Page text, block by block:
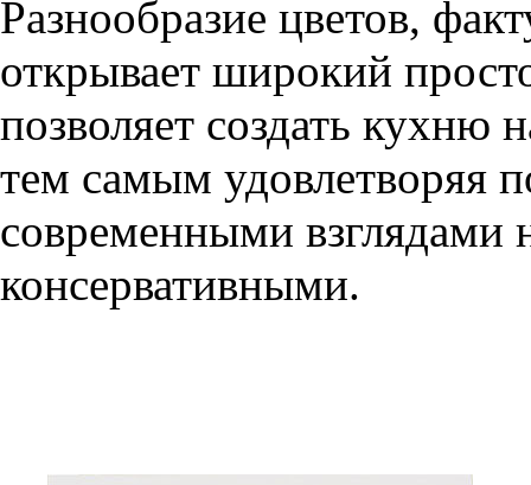
Разнообразие цветов,
открывает широкий
позволяет создать кухню
тем самым удовлетворяя
современными взглядами
консервативными.